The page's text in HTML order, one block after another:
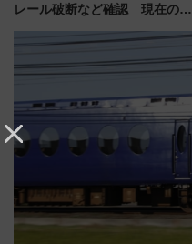
レール破断など確認 現在の運